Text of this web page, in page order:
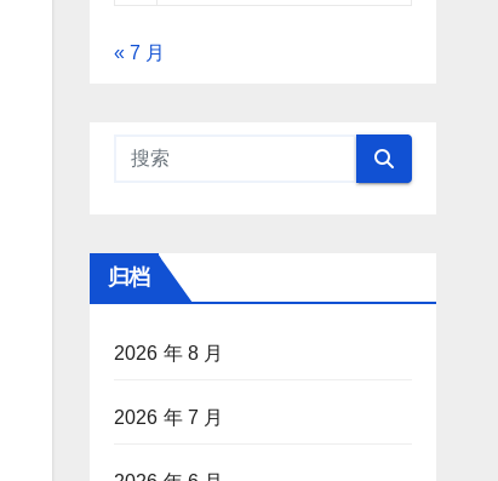
« 7 月
归档
2026 年 8 月
2026 年 7 月